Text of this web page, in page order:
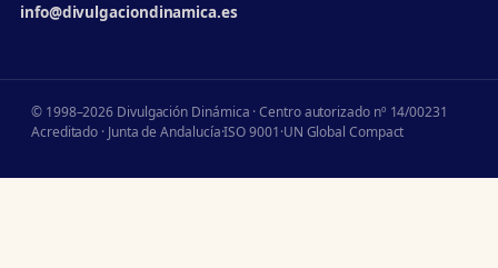
info@divulgaciondinamica.es
© 1998–2026 Divulgación Dinámica · Centro autorizado nº 14/00231
Acreditado · Junta de Andalucía·ISO 9001·UN Global Compact